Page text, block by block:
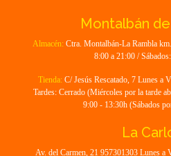
Montalbán
Almacén: Ctra. Montalbán-La Rambla
8:00 a 21:00 /
Tienda: C/ Jesús Rescatado, 7 Lunes a
Tardes: Cerrado (Miércoles por la tarde
9:00 - 13:30h (Sábados
La
Av. del Carmen, 21 957301303 Lunes a